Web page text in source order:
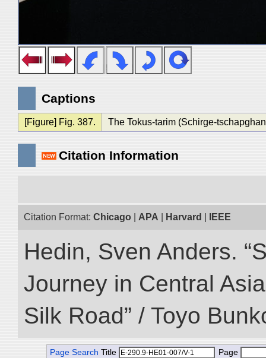
Captions
[Figure] Fig. 387. The Tokus-tarim (Schirge-
Citation Information
Citation Format: Chicago APA Harvard IEEE
Hedin, Sven Anders.
Journey in Central
Silk Road” / Toyo
Page Search Title Page